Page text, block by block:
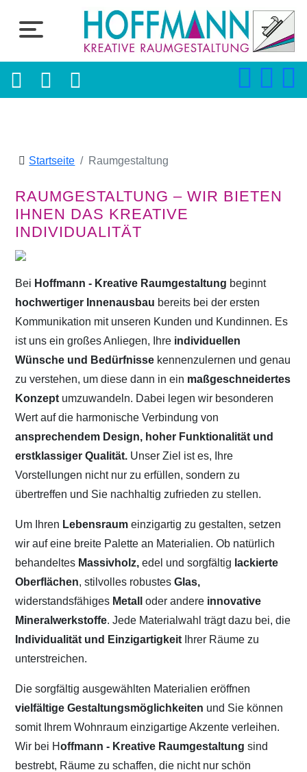
Startseite Raumgestaltung
RAUMGESTALTUNG – WIR BIETEN
IHNEN DAS KREATIVE
INDIVIDUALITÄT
Bei Hoffmann - Kreative Raumgestaltung beginnt
hochwertiger Innenausbau bereits bei der ersten
Kommunikation mit unseren Kunden und Kundinnen. Es
ist uns ein großes Anliegen, Ihre individuellen
Wünsche und Bedürfnisse kennenzulernen und genau
zu verstehen, um diese dann in ein maßgeschneidertes
Konzept umzuwandeln. Dabei legen wir besonderen
Wert auf die harmonische Verbindung von
ansprechendem Design, hoher Funktionalität und
erstklassiger Qualität. Unser Ziel ist es, Ihre
Vorstellungen nicht nur zu erfüllen, sondern zu
übertreffen und Sie nachhaltig zufrieden zu stellen.
Um Ihren Lebensraumeinzigartig zu gestalten, setzen
wir auf eine breite Palette an Materialien. Ob natürlich
behandeltes Massivholz, edel und sorgfältig lackierte
Oberflächen, stilvolles robustesGlas,
widerstandsfähiges Metalloder andere innovative
Mineralwerkstoffe. Jede Materialwahl trägt dazu bei, die
Individualität und Einzigartigkeit Ihrer Räume zu
unterstreichen.
Die sorgfältig ausgewählten Materialien eröffnen
vielfältige Gestaltungsmöglichkeiten und Sie können
somit Ihrem Wohnraum einzigartige Akzente verleihen.
Wir bei Hoffmann - Kreative Raumgestaltung sind
bestrebt, Räume zu schaffen, die nicht nur schön